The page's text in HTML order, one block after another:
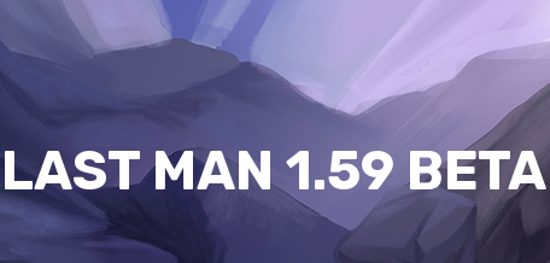
LAST MAN 1.59 BETA